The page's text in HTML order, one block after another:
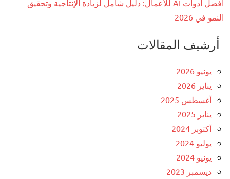
أفضل أدوات AI للأعمال: دليل شامل لزيادة الإنتاجية وتحقيق
النمو في 2026
أرشيف المقالات
يونيو 2026
يناير 2026
أغسطس 2025
يناير 2025
أكتوبر 2024
يوليو 2024
يونيو 2024
ديسمبر 2023